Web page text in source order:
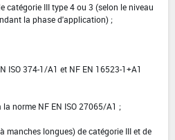
catégorie III type 4 ou 3 (selon le niveau
la phase d'application) ;
ISO 374-1/A1 et NF EN 16523-1+A1
norme NF EN ISO 27065/A1 ;
manches longues) de catégorie III et de